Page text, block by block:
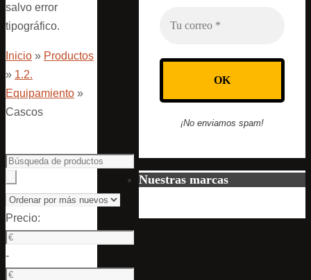
salvo error
tipográfico.
Inicio » Productos
» 1.2.
Equipamiento »
Cascos
Precio:
-
¡No enviamos spam!
Nuestras marcas